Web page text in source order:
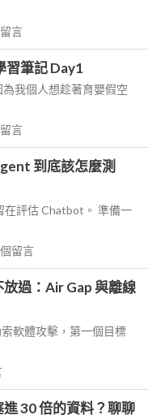
言
習筆記 Day1
我個人想趁著育嬰假空
言
到底該怎麼測
在評估 Chatbot。 準備一
個留言
過：Air Gap 與離線
軟體攻擊，第一個目標
30 倍的資料？聊聊